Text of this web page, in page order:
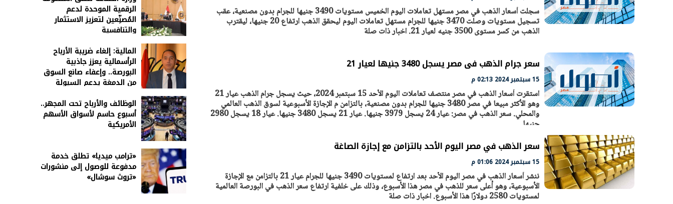
سجلت أسعار الذهب في مصر مستهل تعاملات اليوم الخميس مستويات 3490 جنيها للجرام بدون مصنعية، عقب
تسجيل مستويات وصلت 3470 جنيها للجرام مستهل تعاملات اليوم ليحقق الذهب ارتفاع 20 جنيها، ليقترب
الذهب من كسر مستوى 3500 جنيه لعيار 21. اخبار ذات صلة
سعر جرام الذهب فى مصر يسجل 3480 جنيها لعيار 21
15 سبتمبر 2024 02:13 م
استقرت أسعار الذهب في مصر منتصف تعاملات اليوم الأحد 15 سبتمبر 2024، حيث يسجل جرام الذهب عيار 21
وهو الأكثر مبيعا في مصر 3480 جنيها للجرام بدون مصنعية، بالتزامن م الإجازة الأسبوعية لسوق الذهب العالمي
والمحلي. سعر الذهب في مصر: عيار 24 يسجل 3979 جنيها. عيار 21 يسجل 3480 جنيها. عيار 18 يسجل 2980
جنيها.
سعر الذهب في مصر اليوم الأحد بالتزامن مع إجازة الصاغة
15 سبتمبر 2024 01:06 م
ننشر أسعار الذهب في مصر اليوم الأحد بعد ارتفاع لمستويات 3490 جنيها للجرام عيار 21 بالتزامن مع الإجازة
الأسبوعية، وهو أعلى سعر للذهب في مصر هذا الأسبوع، وذلك على خلفية ارتفاع سعر الذهب في البورصة العالمية
لمستويات 2580 دولارًا هذا الأسبوع. اخبار ذات صلة
الرقمية الموحدة لدعم
المُصنِّعين لتعزيز الاستثمار
والتنافسية
المالية: إلغاء ضريبة الأرباح
الرأسمالية يعزز جاذبية
البورصة.. وإعفاء صانع السوق
من الدمغة يدعم السيولة
الوظائف والأرباح تحت المجهر..
أسبوع حاسم لأسواق الأسهم
الأمريكية
«ترامب ميديا» تطلق خدمة
مدفوعة للوصول إلى منشورات
«تروث سوشال»